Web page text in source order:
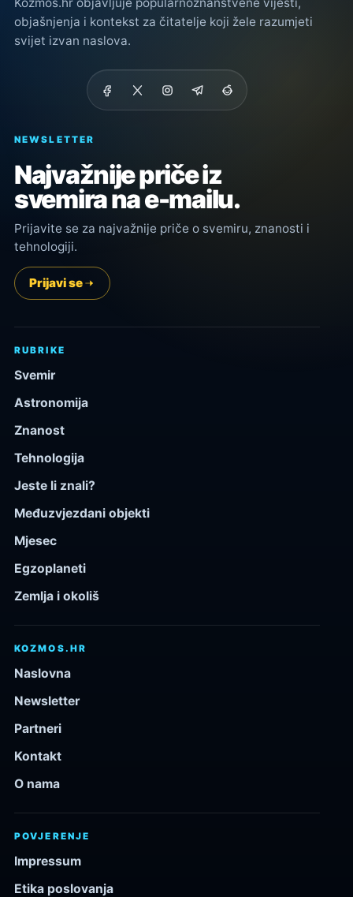
objašnjenja i kontekst za čitatelje koji žele razumjeti
svijet izvan naslova.
NEWSLETTER
Najvažnije priče iz
svemira na e-mailu.
Prijavite se za najvažnije priče o svemiru, znanosti i
tehnologiji.
Prijavi se
RUBRIKE
Svemir
Astronomija
Znanost
Tehnologija
Jeste li znali?
Međuzvjezdani objekti
Mjesec
Egzoplaneti
Zemlja i okoliš
KOZMOS.HR
Naslovna
Newsletter
Partneri
Kontakt
O nama
POVJERENJE
Impressum
Etika poslovanja